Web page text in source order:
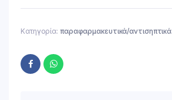
Κατηγορία: παραφαρμακευτικά/αντισηπτικά